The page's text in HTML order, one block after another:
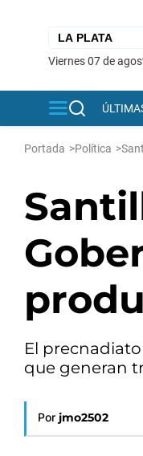
viernes 07 de
Portada >Política >
El
que generan
Por jmo2502